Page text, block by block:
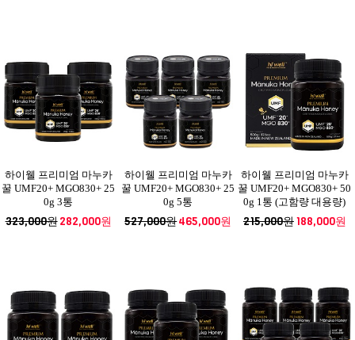
하이웰 프리미엄 마누카
꿀 UMF20+ MGO830+ 25
0g 3통
323,000원282,000원
하이웰 프리미엄 마누카
꿀 UMF20+ MGO830+ 25
0g 5통
527,000원465,000원
하이웰 프리미엄 마누카
꿀 UMF20+ MGO830+ 50
0g 1통 (고함량 대용량)
215,000원188,000원